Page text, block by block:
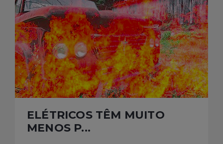
ELÉTRICOS TÊM MUITO
MENOS P...